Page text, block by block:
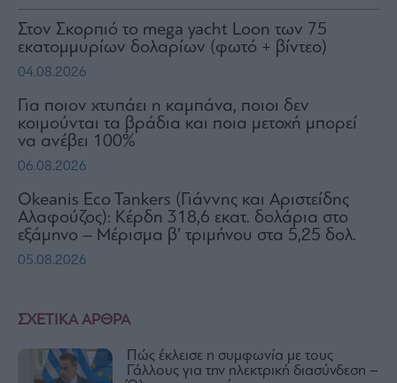
ΣΧΕΤΙΚΑ ΑΡΘΡΑ
Πώς έκλεισε η συμφωνία με τους
Γάλλους για την ηλεκτρική διασύνδεση –
Στον Σκορπιό το mega yacht Loon των 75
εκατομμυρίων δολαρίων (φωτό + βίντεο)
04.08.2026
Για ποιον χτυπάει η καμπάνα, ποιοι δεν
κοιμούνται τα βράδια και ποια μετοχή μπορεί
να ανέβει 100%
06.08.2026
Okeanis Eco Tankers (Γιάννης και Αριστείδης
Αλαφούζος): Κέρδη 318,6 εκατ. δολάρια στο
εξάμηνο – Μέρισμα β’ τριμήνου στα 5,25 δολ.
05.08.2026